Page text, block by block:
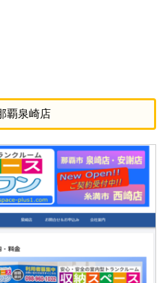
覇泉崎店